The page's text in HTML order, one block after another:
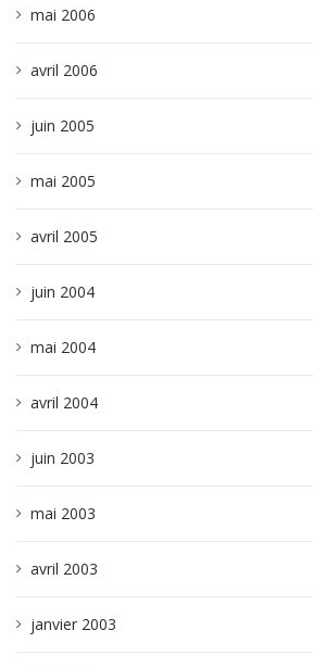
mai 2006
avril 2006
juin 2005
mai 2005
avril 2005
juin 2004
mai 2004
avril 2004
juin 2003
mai 2003
avril 2003
janvier 2003